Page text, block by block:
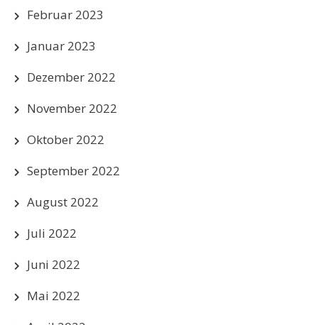
Februar 2023
Januar 2023
Dezember 2022
November 2022
Oktober 2022
September 2022
August 2022
Juli 2022
Juni 2022
Mai 2022